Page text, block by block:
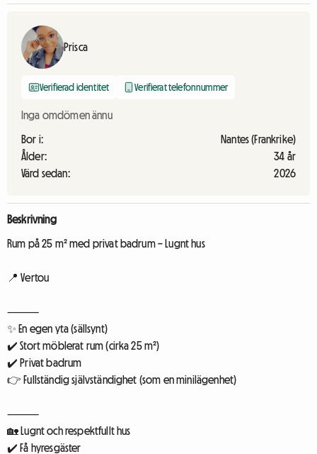
Prisca
Verifierad identitet Verifierat telefonnummer
Inga omdömen ännu
Bor i:
Nantes (Frankrike)
Ålder:
34 år
Värd sedan:
2026
Beskrivning
Rum på 25 m² med privat badrum – Lugnt hus
📍 Vertou
⸻
✨ En egen yta (sällsynt)
✔️ Stort möblerat rum (cirka 25 m²)
✔️ Privat badrum
👉 Fullständig självständighet (som en minilägenhet)
⸻
🏡 Lugnt och respektfullt hus
✔️ Få hyresgäster